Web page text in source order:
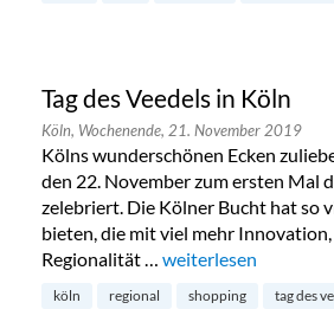
Tag des Veedels in Köln
Köln, Wochenende, 21. November 2019
Kölns wunderschönen Ecken
den 22. November zum ersten Mal
zelebriert. Die Kölner Bucht hat so
bieten, die mit viel mehr Innovation,
Regionalität … „Tag des Veedels in
weiterlesen
köln regional shopping
tag des